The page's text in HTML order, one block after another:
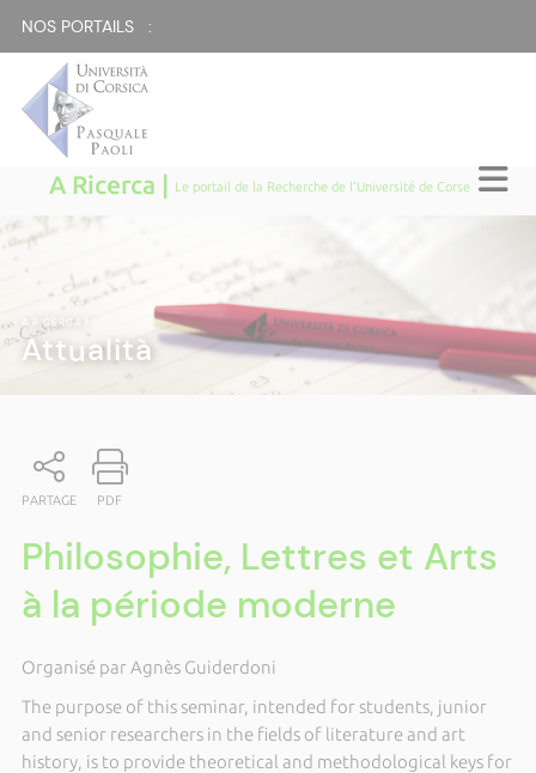
NOS PORTAILS :
A Ricerca | Le portail de la Recherche de l'Université de Corse
A RICERCA
Attualità
PARTAGE PDF
Philosophie, Lettres et Arts
à la période moderne
Organisé par Agnès Guiderdoni
The purpose of this seminar, intended for students, junior
and senior researchers in the fields of literature and art
history, is to provide theoretical and methodological keys for